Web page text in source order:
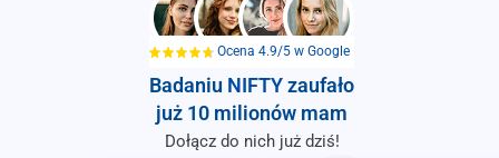
Ocena 4.9/5 w Google
Badaniu NIFTYzaufało
już 10 milionów mam
Dołącz do nich już dziś!